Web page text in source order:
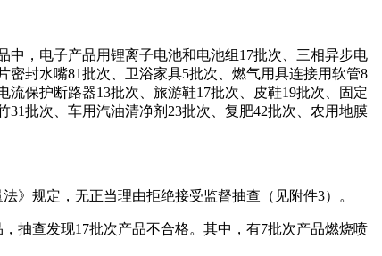
，电子产品用锂离子电池和电池组17批次、三相异步电
密封水嘴81批次、卫浴家具5批次、燃气用具连接用软管8
保护断路器13批次、旅游鞋17批次、皮鞋19批次、固定
批次、车用汽油清净剂23批次、复肥42批次、农用地膜
规定，无正当理由拒绝接受监督抽查（见附件3）。
抽查发现17批次产品不合格。其中，有7批次产品燃烧喷